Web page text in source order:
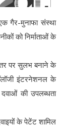
गैर-मुनाफा संस्था
को निर्माताओं के
पर सुलभ बनाने के
इंटरनेशनल के
की उपलब्धता
के पेटेंट शामिल